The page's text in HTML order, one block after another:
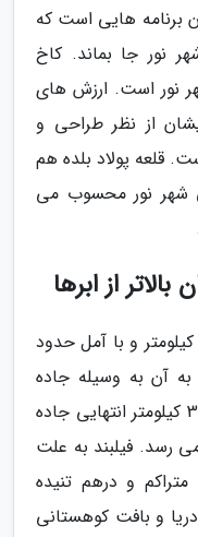
برنامه هایی است که
نور جا بماند. کاخ
نور است. ارزش های
از نظر طراحی و
قلعه پولاد بلده هم
شهر نور محسوب می
از ابرها
فیلبند با شهر بابل حدود 86 کیلومتر و با آمل حدود
به آن به وسیله جاده
هراز به سمت آمل امکانپذیر است. 30 کیلومتر انتهایی جاده
رسد. فیلبند به علت
و درهم تنیده
و بافت کوهستانی